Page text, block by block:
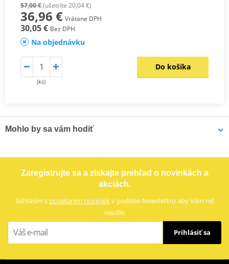
57,00 €(ušetríte 20,04 €)
36,96 € Vrátane DPH
30,05 € Bez DPH
Na objednávku
(ks)
Do košíka
Mohlo by sa vám hodiť
Zaregistrujte sa a získajte prehľad o novinkách a
akciách.
Súhlasím s posielaním noviniekv podobe Newslettru aby Vám nič
neušlo
Prihlásiť sa